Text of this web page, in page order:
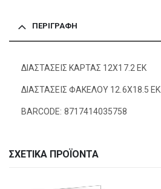
ΠΕΡΙΓΡΑΦΉ
ΔΙΑΣΤΑΣΕΙΣ ΚΑΡΤΑΣ 12Χ17.2 ΕΚ
ΔΙΑΣΤΑΣΕΙΣ ΦΑΚΕΛΟΥ 12.6Χ18.5 ΕΚ.
BARCODE: 8717414035758
ΣΧΕΤΙΚΆ ΠΡΟΪΌΝΤΑ